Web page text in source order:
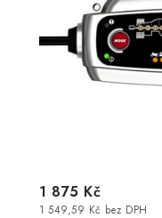
1 549,59 Kč bez DPH
1 875 Kč